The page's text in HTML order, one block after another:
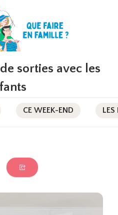
sorties avec les
CE WEEK-END LES